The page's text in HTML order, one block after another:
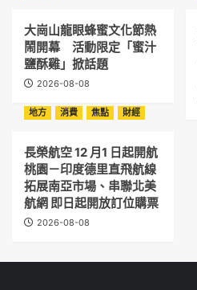
大崗山龍眼蜂蜜文化節熱
鬧開幕 活動限定「蜜汁
鹽酥雞」掀話題
2026-08-08
地方
消費 焦點 財經
長榮航空 12 月1 日起開航
桃園－印度德里直飛航線
拓展南亞市場、串聯北美
航網 即日起開放訂位購票
2026-08-08